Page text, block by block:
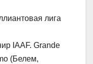
лига
IAAF. Grande
(Белем,